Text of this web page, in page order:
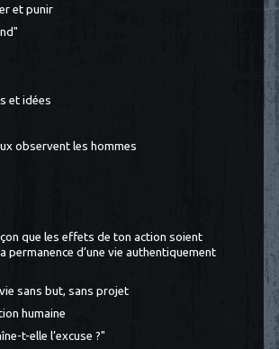
et punir
et idées
observent les hommes
que les effets de ton action soient
permanence d’une vie authentiquement
sans but, sans projet
humaine
t-elle l’excuse ?"